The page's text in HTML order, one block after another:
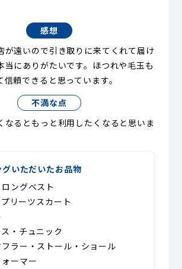
感想
が遠いので引き取りに来てくれて届け
当にありがたいです。ほつれや毛玉も
信頼できると思っています。
不満な点
なるともっと利用したくなると思いま
いただいたお品物
ングベスト
リーツスカート
・チュニック
ラー・ストール・ショール
ーマー